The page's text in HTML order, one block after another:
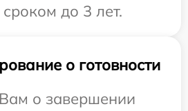
до 3 лет.
о готовности
о завершении